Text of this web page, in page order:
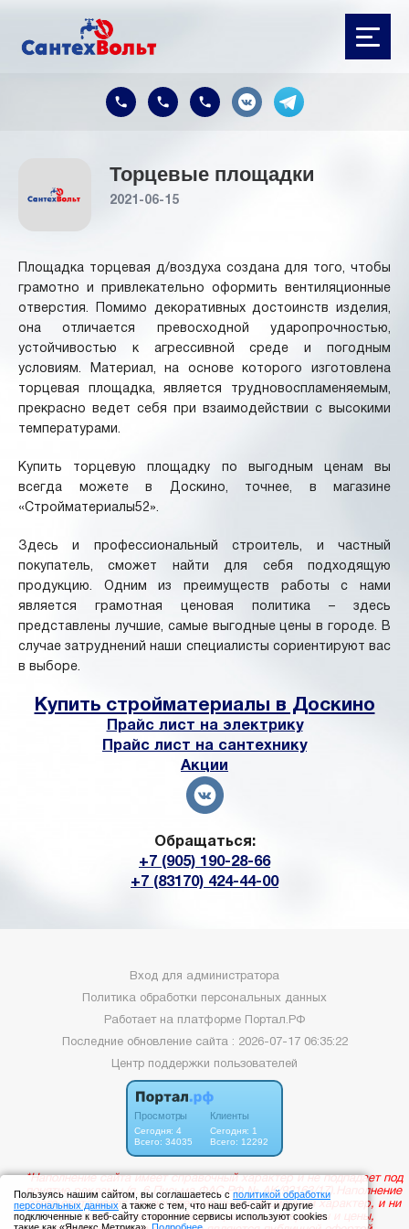
Пользуясь нашим сайтом, вы соглашаетесь с политикой обработки
персональных данных а также с тем, что наш веб-сайт и другие
подключенные к веб-сайту сторонние сервисы используют cookies
Торцевые площадки
2021-06-15
Площадка торцевая д/воздуха создана для того, чтобы
грамотно и привлекательно оформить вентиляционные
отверстия. Помимо декоративных достоинств изделия,
она отличается превосходной ударопрочностью,
устойчивостью к агрессивной среде и погодным
условиям. Материал, на основе которого изготовлена
торцевая площадка, является трудновоспламеняемым,
прекрасно ведет себя при взаимодействии с высокими
температурами.
Купить торцевую площадку по выгодным ценам вы
всегда можете в Доскино, точнее, в магазине
«Стройматериалы52».
Здесь и профессиональный строитель, и частный
покупатель, сможет найти для себя подходящую
продукцию. Одним из преимуществ работы с нами
является грамотная ценовая политика – здесь
представлены лучшие, самые выгодные цены в городе. В
случае затруднений наши специалисты сориентируют вас
в выборе.
Купить стройматериалы в Доскино
Прайс лист на электрику
Прайс лист на сантехнику
Акции
Обращаться:
+7 (905) 190-28-66
+7 (83170) 424-44-00
Вход для администратора
Политика обработки персональных данных
Работает на платформе
Портал.РФ
Последние обновление сайта : 2026-07-17 06:35:22
Центр поддержки пользователей